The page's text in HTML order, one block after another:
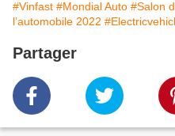
#Vinfast #Mondial Auto #Salon
l’automobile 2022
Partager